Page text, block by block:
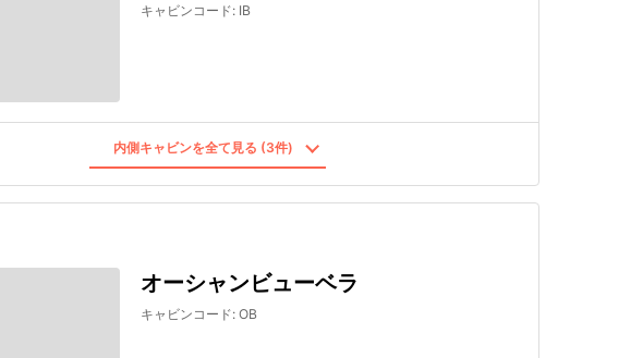
キャビンコード: IB
内側キャビンを全て見る (3件)
オーシャンビューベラ
キャビンコード: OB